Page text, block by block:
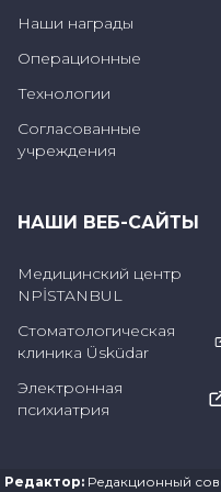
точки растяжения
Каковы
сухожилия?
происходит разрыв
разрывом. Причины
категориях;
Механические:
вытянуто,
связи с
Наши награды
Операционные
Технологии
Согласованные
учреждения
НАШИ ВЕБ-САЙТЫ
Медицинский центр
NPİSTANBUL
Стоматологическая
клиника Üsküdar
Электронная
психиатрия
Редактор: Редакционный